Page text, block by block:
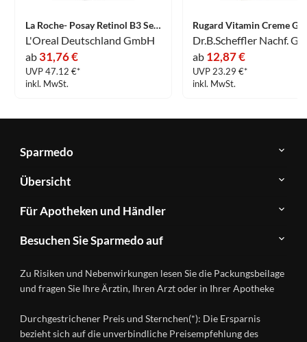
La Roche- Posay Retinol B3 Serum 30 ml
L'Oreal Deutschland GmbH
ab 31,76 €
UVP 47.12 €*
inkl. MwSt.
ab 12,87 €
UVP 23.29 €*
inkl. MwSt.
Sparmedo
Über
Sparmedo
FAQ
Kontakt
Datenschutz
Nutzungsbedingungen
Übersicht
Herstellerverzeichnis
Produkte
A-
Ratgeber
Wirkstoffe
Gesundheitsmagazin
Für Apotheken und Händler
&
Händlerlogin
Besuchen Sie Sparmedo auf
Instagram
Zu Risiken und Nebenwirkungen lesen Sie die Packungsbeilage
und fragen Sie Ihre Ärztin, Ihren Arzt oder in Ihrer Apotheke
Durchgestrichener Preis und Sternchen(*): Die Ersparnis
bezieht sich auf die unverbindliche Preisempfehlung des